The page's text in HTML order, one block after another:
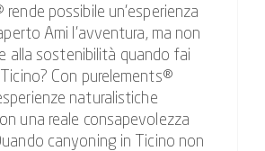
rende possibile un'esperienza
ma non
alla sostenibilità quando fai
Con purelements®
naturalistiche
una reale consapevolezza
canyoning in Ticino non